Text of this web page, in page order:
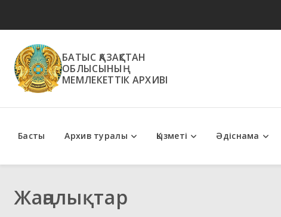
БАТЫС ҚАЗАҚСТАН
ОБЛЫСЫНЫҢ
МЕМЛЕКЕТТІК АРХИВІ
Басты Архив туралы Қызметі Әдіснама
Жаңалықтар